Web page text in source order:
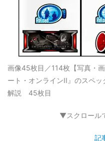
画像45枚目／114枚 【写真・
ート・オンラインII』のスペ
解説 45枚目
▼スクロール
記